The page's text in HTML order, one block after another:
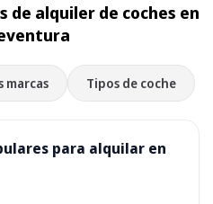
de alquiler de coches en
marcas Tipos de coche
para alquilar en